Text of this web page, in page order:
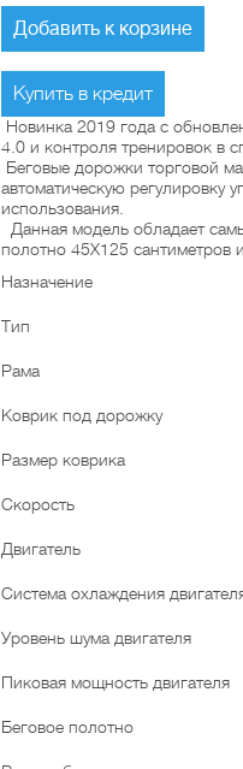
Добавить к корзине
Купить в кредит
Новинка 2019 года с
4.0 и контроля тренировок в
Беговые дорожки торговой
автоматическую регулировку
использования.
Данная модель обладает
полотно 45Х125 сантиметров
Назначение
Тип
Рама
Коврик под дорожку
Размер коврика
Скорость
Двигатель
Система охлаждения
Уровень шума двигателя
Пиковая мощность двигателя
Беговое полотно